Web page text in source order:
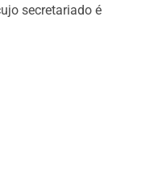
secretariado é